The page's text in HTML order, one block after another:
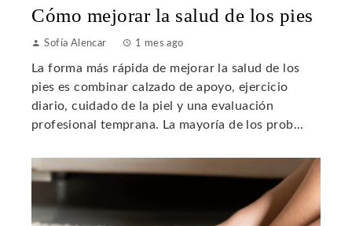
Cómo mejorar la salud de los pies
Sofía Alencar 1 mes ago
La forma más rápida de mejorar la salud de los
pies es combinar calzado de apoyo, ejercicio
diario, cuidado de la piel y una evaluación
profesional temprana. La mayoría de los prob...